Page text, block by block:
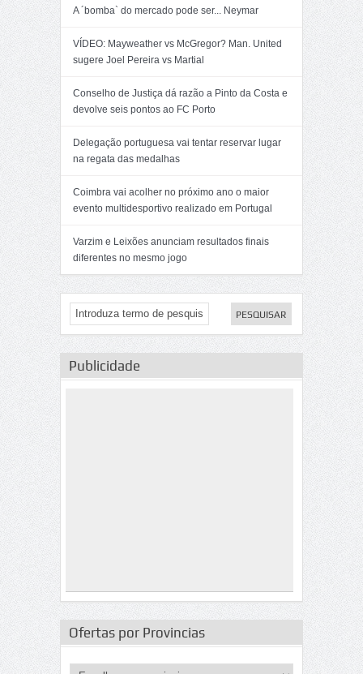
A ´bomba` do mercado pode ser... Neymar
VÍDEO: Mayweather vs McGregor? Man. United
sugere Joel Pereira vs Martial
Conselho de Justiça dá razão a Pinto da Costa e
devolve seis pontos ao FC Porto
Delegação portuguesa vai tentar reservar lugar
na regata das medalhas
Coimbra vai acolher no próximo ano o maior
evento multidesportivo realizado em Portugal
Varzim e Leixões anunciam resultados finais
diferentes no mesmo jogo
Publicidade
Ofertas por Provincias